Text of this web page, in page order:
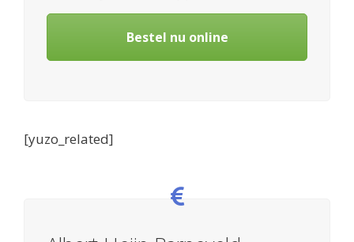
Bestel nu online
[yuzo_related]